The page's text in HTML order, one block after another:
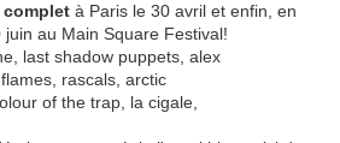
à Paris le 30 avril et enfin, en
au Main Square Festival!